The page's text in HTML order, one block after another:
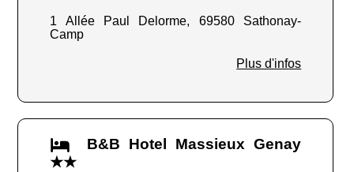
1 Allée Paul Delorme, 69580 Sathonay-
Camp
Plus d'infos
B&B Hotel Massieux Genay
★★